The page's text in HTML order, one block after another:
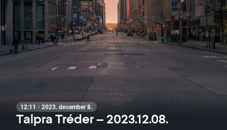
12:11 · 2023. december 8.
Talpra Tréder – 2023.12.08.